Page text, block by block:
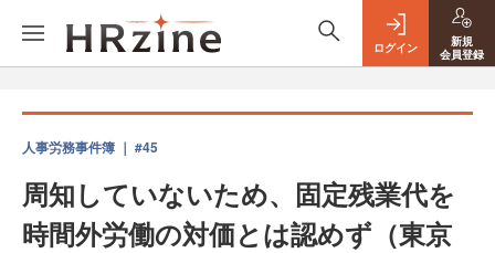
ログイン
新規
会員登録
人事労務事件簿 ｜ #45
周知していないため、固定残業代を
時間外労働の対価とは認めず（東京